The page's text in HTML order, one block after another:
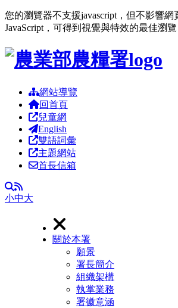
您的瀏覽器不支援javascript，但不影響
JavaScript，可得到視覺與特效的最佳瀏覽
跳到主要內容區塊
網站導覽
回首頁
兒童網
English
雙語詞彙
主題網站
首長信箱
全文檢索
RSS
小中大
關於本署
願景
署長簡介
組織架構
執掌業務
署徽意涵